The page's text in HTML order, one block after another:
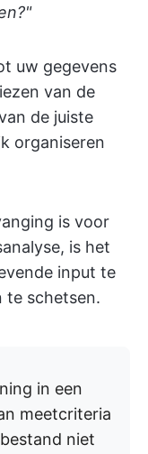
uw gegevens
van de
de juiste
organiseren
is voor
is het
input te
te schetsen.
in een
meetcriteria
niet